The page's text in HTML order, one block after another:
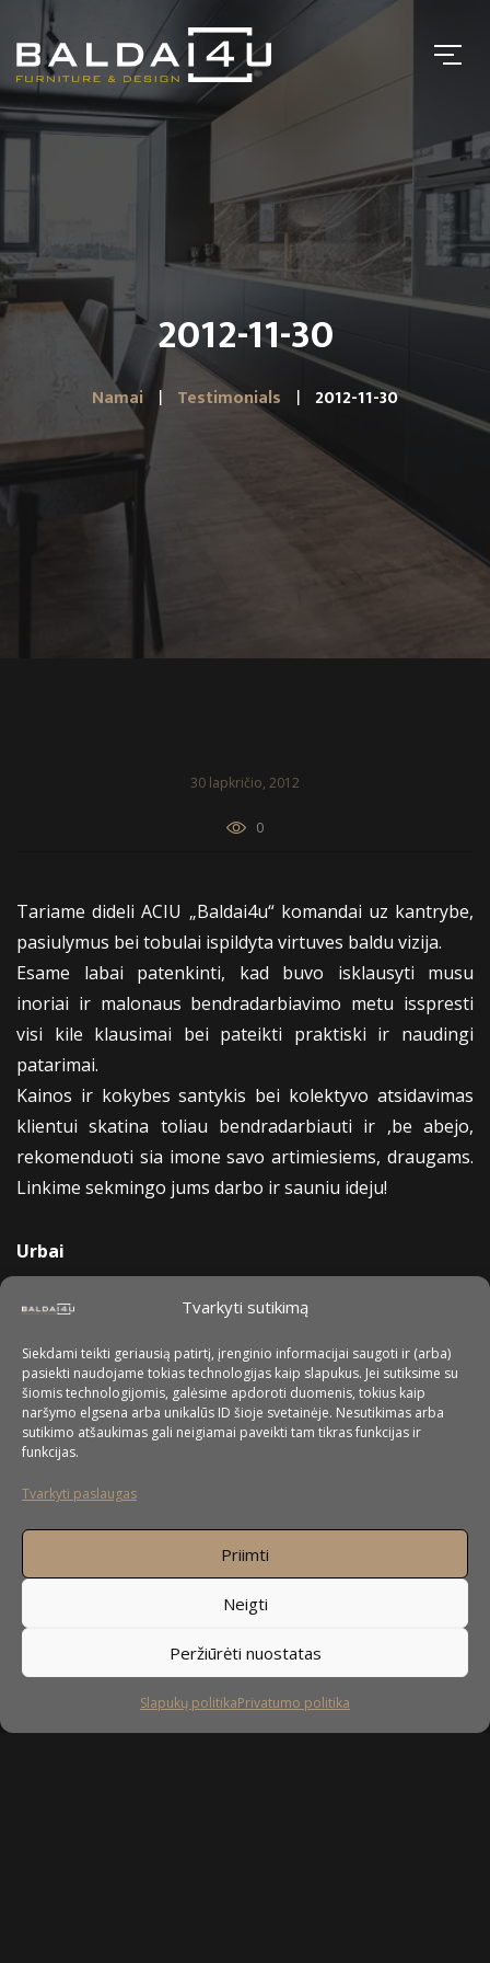
Tvarkyti sutikimą
Siekdami teikti geriausią patirtį, įrenginio informacijai saugoti ir (arba)
pasiekti naudojame tokias technologijas kaip slapukus. Jei sutiksime su
šiomis technologijomis, galėsime apdoroti duomenis, tokius kaip
naršymo elgsena arba unikalūs ID šioje svetainėje. Nesutikimas arba
sutikimo atšaukimas gali neigiamai paveikti tam tikras funkcijas ir
funkcijas.
Tvarkyti paslaugas
Priimti
Neigti
Peržiūrėti nuostatas
Slapukų politikaPrivatumo politika
2012-11-30
Namai Testimonials 2012-11-30
30 lapkričio, 2012
0
Tariame dideli ACIU „Baldai4u“ komandai uz kantrybe,
pasiulymus bei tobulai ispildyta virtuves baldu vizija.
Esame labai patenkinti, kad buvo isklausyti musu
inoriai ir malonaus bendradarbiavimo metu isspresti
visi kile klausimai bei pateikti praktiski ir naudingi
patarimai.
Kainos ir kokybes santykis bei kolektyvo atsidavimas
klientui skatina toliau bendradarbiauti ir ,be abejo,
rekomenduoti sia imone savo artimiesiems, draugams.
Linkime sekmingo jums darbo ir sauniu ideju!
Urbai
Sekite mus